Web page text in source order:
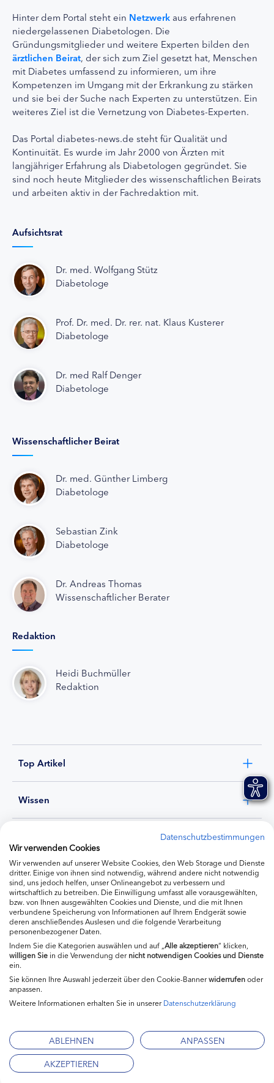
Hinter dem Portal steht ein Netzwerk aus erfahrenen
niedergelassenen Diabetologen. Die
Gründungsmitglieder und weitere Experten bilden den
ärztlichen Beirat, der sich zum Ziel gesetzt hat, Menschen
mit Diabetes umfassend zu informieren, um ihre
Kompetenzen im Umgang mit der Erkrankung zu stärken
und sie bei der Suche nach Experten zu unterstützen. Ein
weiteres Ziel ist die Vernetzung von Diabetes-Experten.
Das Portal diabetes-news.de steht für Qualität und
Kontinuität. Es wurde im Jahr 2000 von Ärzten mit
langjähriger Erfahrung als Diabetologen gegründet. Sie
sind noch heute Mitglieder des wissenschaftlichen Beirats
und arbeiten aktiv in der Fachredaktion mit.
Aufsichtsrat
Dr. med. Wolfgang Stütz
Diabetologe
Prof. Dr. med. Dr. rer. nat. Klaus Kusterer
Diabetologe
Dr. med Ralf Denger
Diabetologe
Wissenschaftlicher Beirat
Dr. med. Günther Limberg
Diabetologe
Sebastian Zink
Diabetologe
Dr. Andreas Thomas
Wissenschaftlicher Berater
Redaktion
Heidi Buchmüller
Redaktion
Top Artikel
Wissen
Ernährung
Produkte
Impressum
Mediadaten
Datenschutzerklärung
Datenschutzbestimmungen
Wir verwenden Cookies
Wir verwenden auf unserer Website Cookies, den Web Storage und Dienste
dritter. Einige von ihnen sind notwendig, während andere nicht notwendig
sind, uns jedoch helfen, unser Onlineangebot zu verbessern und
wirtschaftlich zu betreiben. Die Einwilligung umfasst alle vorausgewählten,
bzw. von Ihnen ausgewählten Cookies und Dienste, und die mit Ihnen
verbundene Speicherung von Informationen auf Ihrem Endgerät sowie
deren anschließendes Auslesen und die folgende Verarbeitung
personenbezogener Daten.
Indem Sie die Kategorien auswählen und auf „ Alle akzeptieren“ klicken,
willigenSie in die Verwendung dernicht notwendigen Cookies und Dienste
ein.
Sie können Ihre Auswahl jederzeit über den Cookie-Bannerwiderrufenoder
anpassen.
Weitere Informationen erhalten Sie in unsererDatenschutzerklärung
ABLEHNEN
ANPASSEN
AKZEPTIEREN